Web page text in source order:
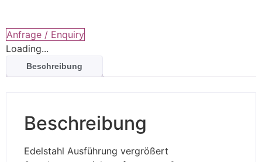
Edelstahl
Menge
Anfrage / Enquiry
Loading...
Beschreibung
Beschreibung
Edelstahl Ausführung vergrößert